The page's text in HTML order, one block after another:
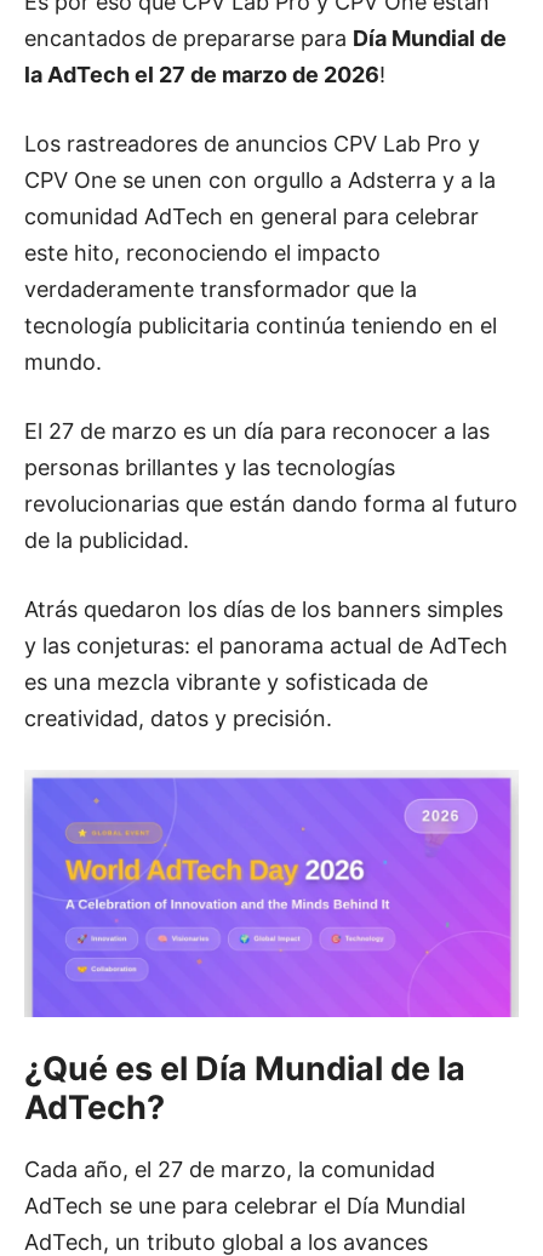
encantados de prepararse para Día Mundial de
la AdTech el 27 de marzo de 2026!
Los rastreadores de anuncios CPV Lab Pro y
CPV One se unen con orgullo a Adsterra y a la
comunidad AdTech en general para celebrar
este hito, reconociendo el impacto
verdaderamente transformador que la
tecnología publicitaria continúa teniendo en el
mundo.
El 27 de marzo es un día para reconocer a las
personas brillantes y las tecnologías
revolucionarias que están dando forma al futuro
de la publicidad.
Atrás quedaron los días de los banners simples
y las conjeturas: el panorama actual de AdTech
es una mezcla vibrante y sofisticada de
creatividad, datos y precisión.
¿Qué es el Día Mundial de la
AdTech?
Cada año, el 27 de marzo, la comunidad
AdTech se une para celebrar el Día Mundial
AdTech, un tributo global a los avances